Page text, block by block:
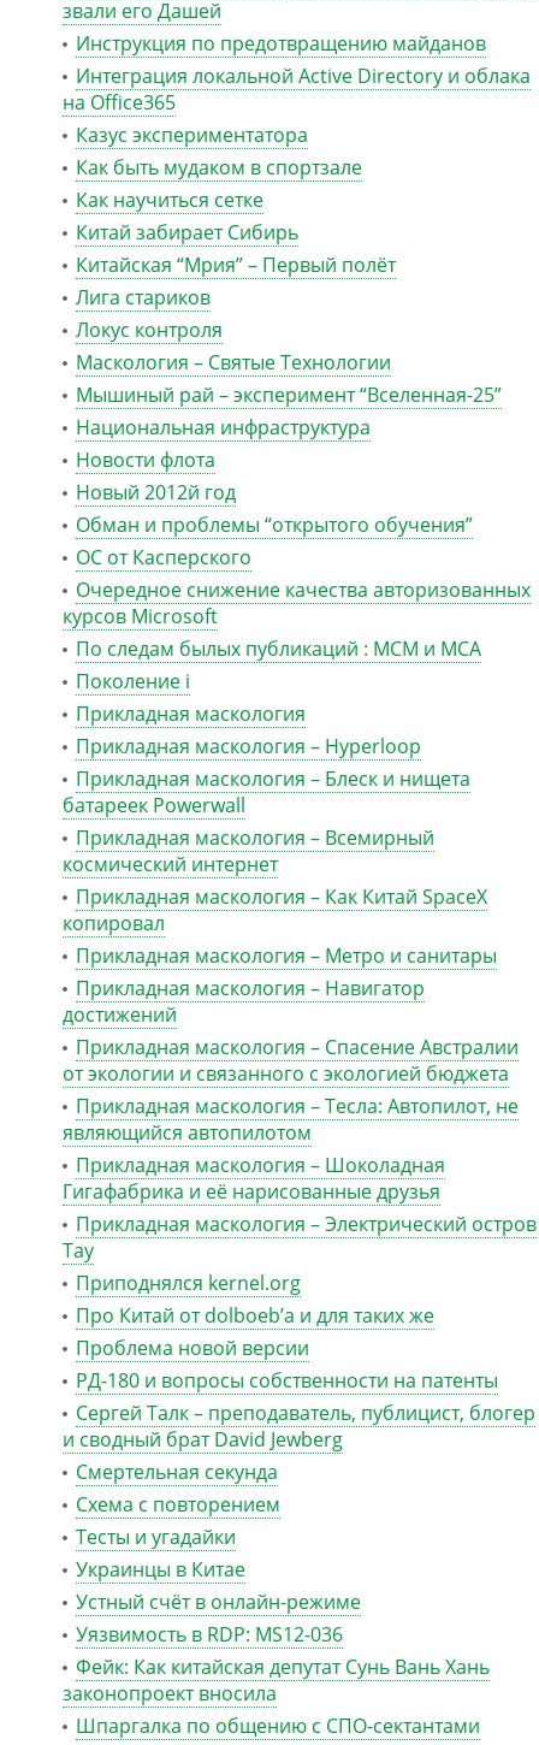
звали его Дашей
Инструкция по предотвращению майданов
Интеграция локальной Active Directory и облака
на Office365
Казус экспериментатора
Как быть мудаком в спортзале
Как научиться сетке
Китай забирает Сибирь
Китайская “Мрия” – Первый полёт
Лига стариков
Локус контроля
Маскология – Святые Технологии
Мышиный рай – эксперимент “Вселенная-25”
Национальная инфраструктура
Новости флота
Новый 2012й год
Обман и проблемы “открытого обучения”
ОС от Касперского
Очередное снижение качества авторизованных
курсов Microsoft
По следам былых публикаций : MCM и MCA
Поколение i
Прикладная маскология
Прикладная маскология – Hyperloop
Прикладная маскология – Блеск и нищета
батареек Powerwall
Прикладная маскология – Всемирный
космический интернет
Прикладная маскология – Как Китай SpaceX
копировал
Прикладная маскология – Метро и санитары
Прикладная маскология – Навигатор
достижений
Прикладная маскология – Спасение Австралии
от экологии и связанного с экологией бюджета
Прикладная маскология – Тесла: Автопилот, не
являющийся автопилотом
Прикладная маскология – Шоколадная
Гигафабрика и её нарисованные друзья
Прикладная маскология – Электрический остров
Тау
Приподнялся kernel.org
Про Китай от dolboeb’а и для таких же
Проблема новой версии
РД-180 и вопросы собственности на патенты
Сергей Талк – преподаватель, публицист, блогер
и сводный брат David Jewberg
Смертельная секунда
Схема с повторением
Тесты и угадайки
Украинцы в Китае
Устный счёт в онлайн-режиме
Уязвимость в RDP: MS12-036
Фейк: Как китайская депутат Сунь Вань Хань
законопроект вносила
Шпаргалка по общению с СПО-сектантами